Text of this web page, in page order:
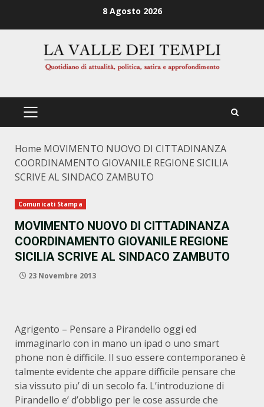
8 Agosto 2026
PRIMÄRES
Home MOVIMENTO NUOVO DI CITTADINANZA
COORDINAMENTO GIOVANILE REGIONE SICILIA
SCRIVE AL SINDACO ZAMBUTO
Comunicati Stampa
MOVIMENTO NUOVO DI CITTADINANZA
COORDINAMENTO GIOVANILE REGIONE
SICILIA SCRIVE AL SINDACO ZAMBUTO
23 Novembre 2013
Agrigento – Pensare a Pirandello oggi ed
immaginarlo con in mano un ipad o uno smart
phone non è difficile. Il suo essere contemporaneo è
talmente evidente che appare difficile pensare che
sia vissuto piu’ di un secolo fa. L’introduzione di
Pirandello e’ d’obbligo per le cose assurde che